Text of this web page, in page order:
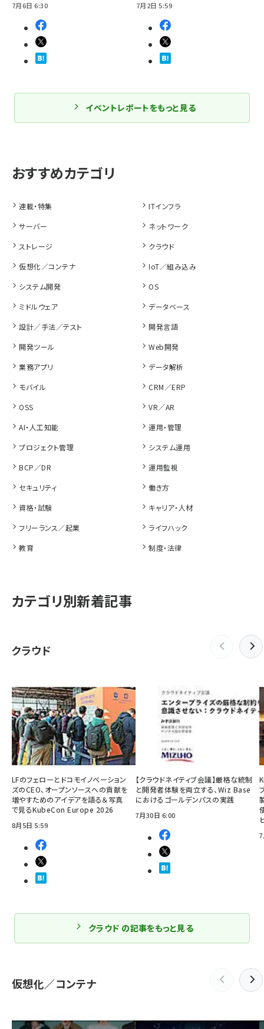
7月6日 6:30 7月2日 5:59
イベントレポートをもっと見る
連載・特集
ITインフラ
サーバー
ネットワーク
ストレージ
クラウド
仮想化／コンテナ
IoT／組み込み
システム開発
OS
ミドルウェア
データベース
設計／手法／テスト
開発言語
開発ツール
Web開発
業務アプリ
データ解析
モバイル
CRM／ERP
OSS
VR／AR
AI・人工知能
運用・管理
プロジェクト管理
システム運用
BCP／DR
運用監視
セキュリティ
働き方
資格・試験
キャリア・人材
フリーランス／起業
ライフハック
教育
制度・法律
カテゴリ別新着記事
クラウド
LFのフェローとドコモイノベーション
ズのCEO、オープンソースへの貢献を
増やすためのアイデアを語る＆写真
で見るKubeCon Europe 2026
8月5日 5:59
【クラウドネイティブ会議】厳格な統制
と開発者体験を両立する、Wiz Base
におけるゴールデンパスの実践
7月30日 6:00
クラウド の記事をもっと見る
仮想化／コンテナ